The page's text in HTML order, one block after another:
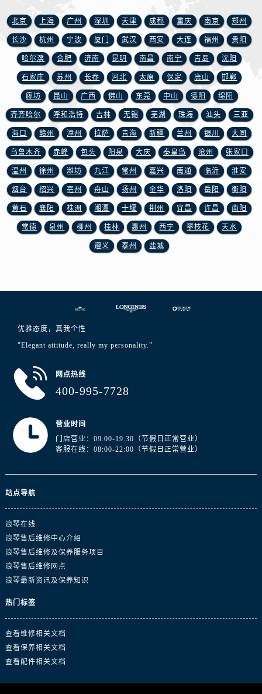
江西省宜春市袁州区中山中路浪琴售后服务中心（需提前预约）
江西省鹰潭市月湖区胜利东路浪琴售后服务中心（需提前预约）
山东省德州市德城区东风中路浪琴售后服务中心（需提前预约）
山东省东营市东营区济南路浪琴售后服务中心（需提前预约）
山东省济南市历下区经十路11111号华润中心写字楼（万象城）15层1508室浪琴售后服务中心（需提前预约）
山东省济宁市任城区太白楼路浪琴售后服务中心（需提前预约）
山东省莱芜市文化南路8号银座商城名表维修一楼名表维修浪琴售后服务中心（需提前预约）
山东省临沂市兰山区解放路浪琴售后服务中心（需提前预约）
山东省日照市东港区烟台路浪琴售后服务中心（需提前预约）
山东省泰安市泰山区财源街道泰山大街浪琴售后服务中心（需提前预约）
山东省威海市环翠区新威海路89号振华商厦一楼名表维修浪琴售后服务中心（需提前预约）
山东省潍坊市奎文区东风东街浪琴售后服务中心（需提前预约）
山东省枣庄市滕州市北辛路与善国路交叉口浪琴售后服务中心（需提前预约）
广东省广州市越秀区环市东路371-375号世界贸易中心大厦南塔15层1507室浪琴售后服务中心（需提前预约）
广东省揭阳市榕城进贤门步行街浪琴售后服务中心（需提前预约）
北京 上海 广州 深圳 天津 成都 重庆 南京 郑州
长沙 杭州 宁波 厦门 武汉 西安 大连 福州 贵阳
哈尔滨 合肥 济南 昆明 南昌 南宁 青岛 沈阳
石家庄 苏州 长春 河北 太原 保定 唐山 邯郸
廊坊 昆山 广西 佛山 东莞 中山 德阳 绵阳
齐齐哈尔 呼和浩特 吉林 无锡 芜湖 珠海 汕头 三亚
海口 赣州 漳州 拉萨 青海 新疆 兰州 银川 大同
乌鲁木齐 赤峰 包头 阳泉 大庆 秦皇岛 沧州 张家口
温州 徐州 潍坊 九江 常州 嘉兴 南通 临沂 淮安
烟台 绍兴 亳州 舟山 扬州 金华 洛阳 岳阳 衡阳
黄石 襄阳 株洲 湘潭 十堰 荆州 宜昌 许昌 南阳
常德 泉州 柳州 桂林 惠州 西宁 攀枝花 天水
遵义 泰州 盐城
优雅态度，真我个性
"Elegant attitude, really my personality.”
网点热线
400-995-7728
营业时间
门店营业：09:00-19:30（节假日正常营业）
客服在线：08:00-22:00（节假日正常营业）
站点导航
浪琴在线
浪琴售后维修中心介绍
浪琴售后维修及保养服务项目
浪琴售后维修网点
浪琴最新资讯及保养知识
热门标签
查看维修相关文档
查看保养相关文档
查看配件相关文档